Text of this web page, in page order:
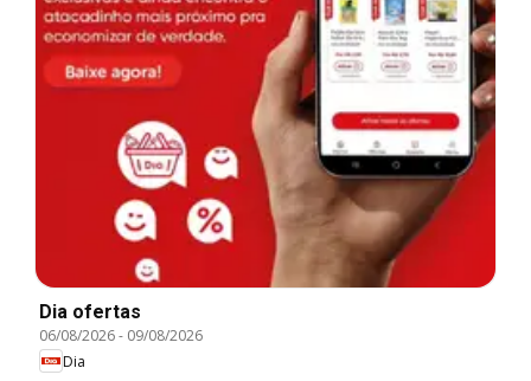
Dia ofertas
06/08/2026- 09/08/2026
Dia